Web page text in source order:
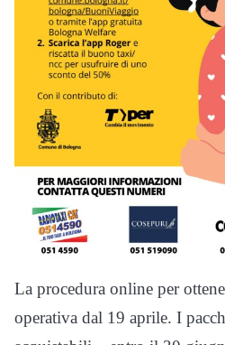
La procedura online per
operativa dal 19 aprile. I